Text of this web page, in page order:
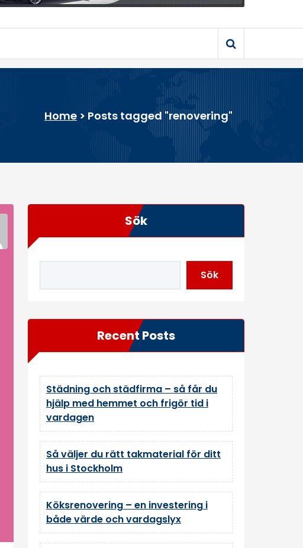
Home > Posts tagged "renovering"
Sök
Sök
Recent Posts
Städning och städfirma – så får du
hjälp med hemmet och frigör tid i
vardagen
Så väljer du rätt takmaterial för ditt
hus i Stockholm
Köksrenovering – en investering i
både värde och vardagslyx